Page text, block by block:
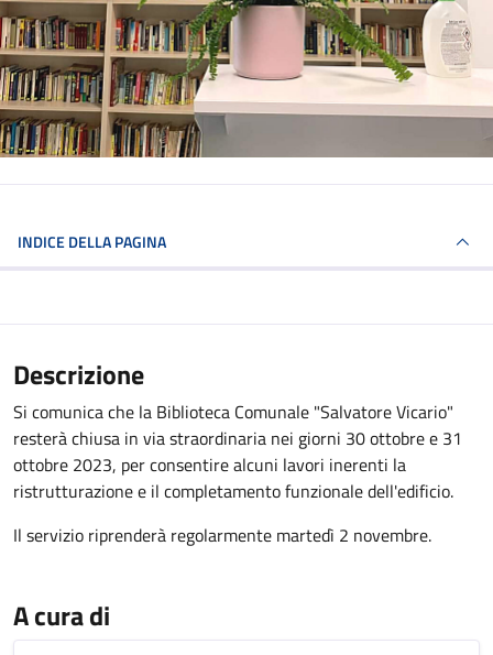
INDICE DELLA PAGINA
Descrizione
Si comunica che la Biblioteca Comunale "Salvatore Vicario"
resterà chiusa in via straordinaria nei giorni 30 ottobre e 31
ottobre 2023, per consentire alcuni lavori inerenti la
ristrutturazione e il completamento funzionale dell'edificio.
Il servizio riprenderà regolarmente martedì 2 novembre.
A cura di